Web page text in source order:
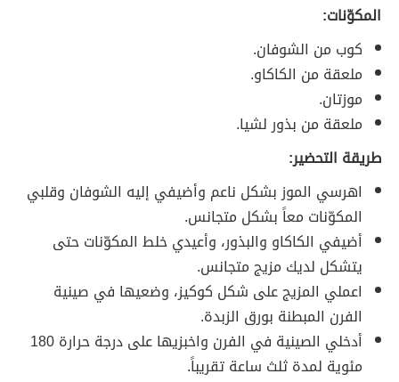
المكوّنات:
كوب من الشوفان.
ملعقة من الكاكاو.
موزتان.
ملعقة من بذور لشيا.
طريقة التحضير:
اهرسي الموز بشكل ناعم وأضيفي إليه الشوفان وقلبي
المكوّنات معاً بشكل متجانس.
أضيفي الكاكاو والبذور، وأعيدي خلط المكوّنات حتى
يتشكل لديك مزيج متجانس.
اعملي المزيج على شكل كوكيز، وضعيها في صينية
الفرن المبطنة بورق الزبدة.
أدخلي الصينية في الفرن واخبزيها على درجة حرارة 180
مئوية لمدة ثلث ساعة تقريباً.